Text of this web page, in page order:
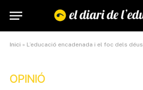
Inici » L’educació encadenada i el foc dels déus
OPINIÓ